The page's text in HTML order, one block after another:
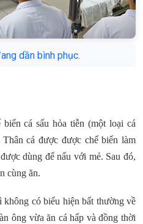
dần bình phục.
cá sấu hỏa tiễn (một loại cá
cá được được chế biến làm
dùng để nấu với mẻ. Sau đó,
cùng ăn.
có biểu hiện bất thường về
ông vừa ăn cá hấp và đồng thời